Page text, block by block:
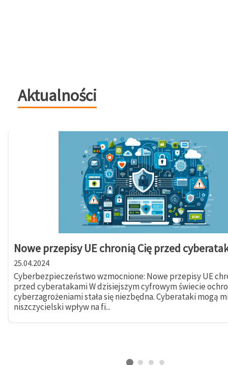
Aktualności
Nowe przepisy UE chronią Cię przed
25.04.2024
Cyberbezpieczeństwo wzmocnione: Nowe przepisy UE
przed cyberatakami W dzisiejszym cyfrowym świecie
cyberzagrożeniami stała się niezbędna. Cyberataki mogą
niszczycielski wpływ na fi...